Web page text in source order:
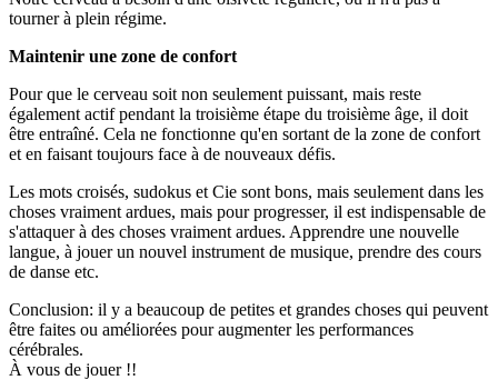
tourner à plein régime.
Maintenir une zone de confort
Pour que le cerveau soit non seulement puissant, mais reste
également actif pendant la troisième étape du troisième âge, il doit
être entraîné. Cela ne fonctionne qu'en sortant de la zone de confort
et en faisant toujours face à de nouveaux défis.
Les mots croisés, sudokus et Cie sont bons, mais seulement dans les
choses vraiment ardues, mais pour progresser, il est indispensable de
s'attaquer à des choses vraiment ardues. Apprendre une nouvelle
langue, à jouer un nouvel instrument de musique, prendre des cours
de danse etc.
Conclusion: il y a beaucoup de petites et grandes choses qui peuvent
être faites ou améliorées pour augmenter les performances
cérébrales.
À vous de jouer !!